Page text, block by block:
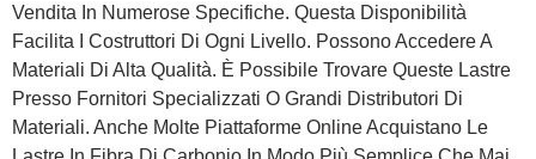
Vendita In Numerose Specifiche. Questa Disponibilità
Facilita I Costruttori Di Ogni Livello. Possono Accedere A
Materiali Di Alta Qualità. È Possibile Trovare Queste Lastre
Presso Fornitori Specializzati O Grandi Distributori Di
Materiali. Anche Molte Piattaforme Online Acquistano Le